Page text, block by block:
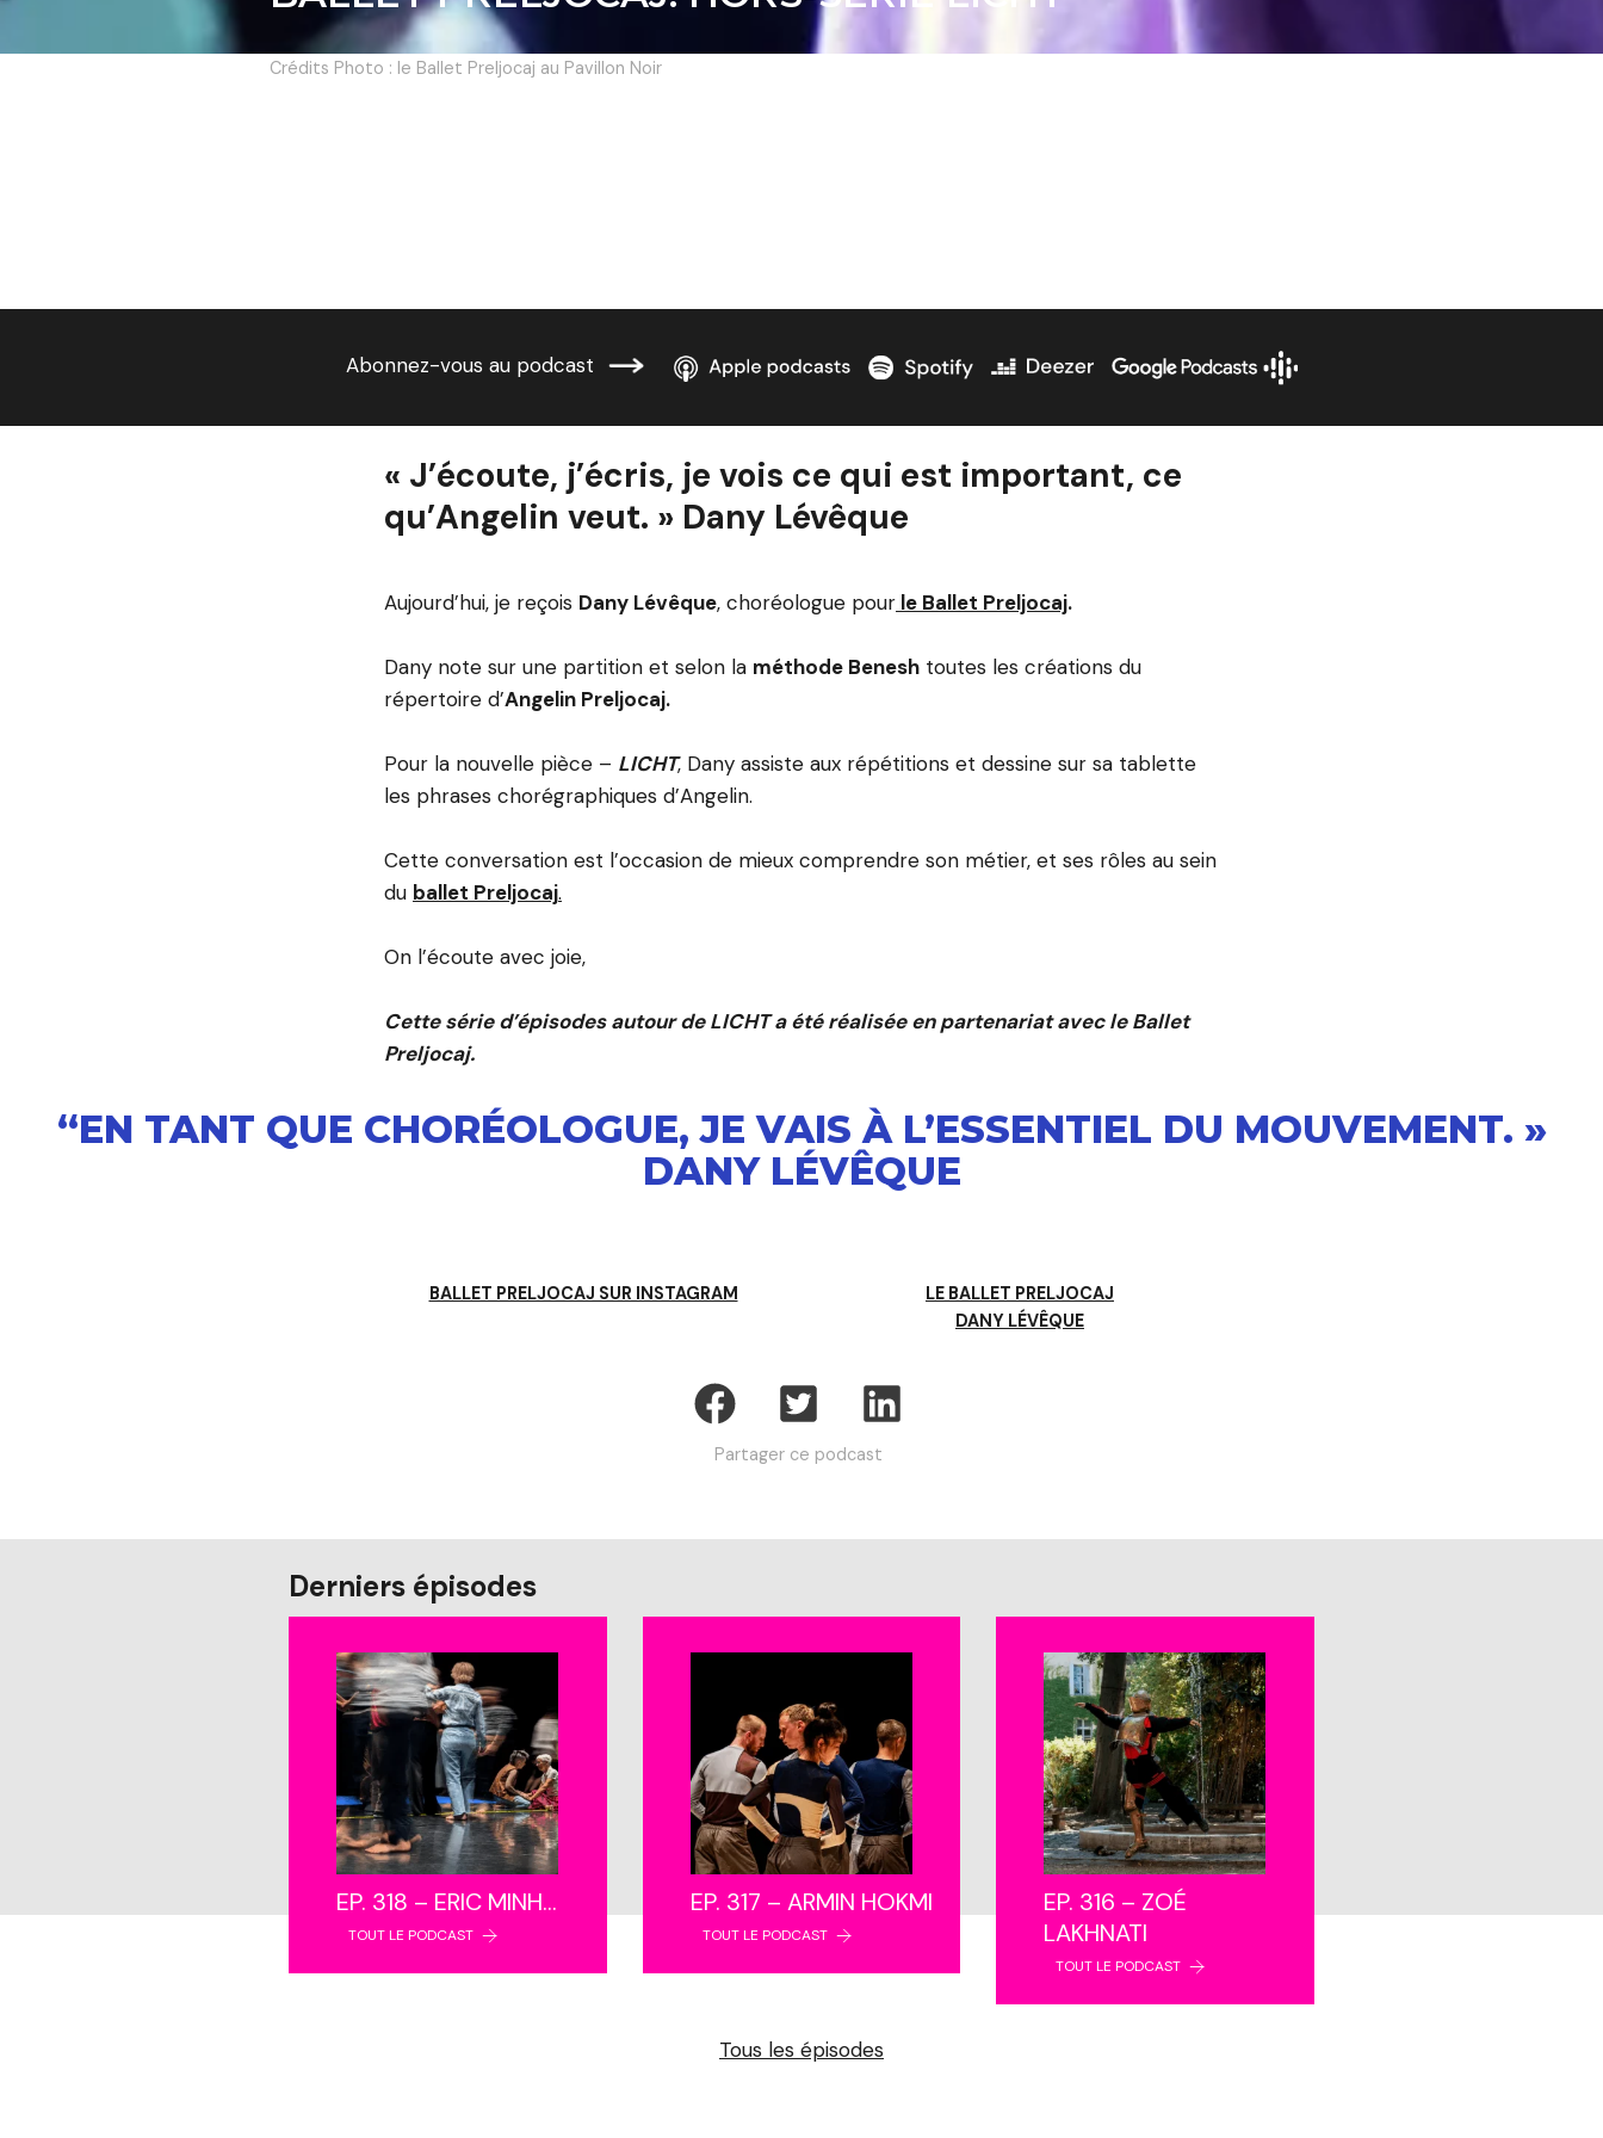
Crédits Photo : le Ballet Preljocaj au Pavillon Noir
Abonnez-vous au podcast
« J’écoute, j’écris, je vois ce qui est important, ce
qu’Angelin veut. » Dany Lévêque
Aujourd’hui, je reçois Dany Lévêque, choréologue pour le Ballet Preljocaj.
Dany note sur une partition et selon la méthode Benesh toutes les créations du
répertoire d’Angelin Preljocaj.
Pour la nouvelle pièce – LICHT, Dany assiste aux répétitions et dessine sur sa tablette
les phrases chorégraphiques d’Angelin.
Cette conversation est l’occasion de mieux comprendre son métier, et ses rôles au sein
du ballet Preljocaj.
On l’écoute avec joie,
Cette série d’épisodes autour de LICHT a été réalisée en partenariat avec le Ballet
Preljocaj.
“EN TANT QUE CHORÉOLOGUE, JE VAIS À L’ESSENTIEL DU MOUVEMENT. »
DANY LÉVÊQUE
BALLET PRELJOCAJ SUR INSTAGRAM
LE BALLET PRELJOCAJ
DANY LÉVÊQUE
Partager ce podcast
Derniers épisodes
EP. 318 – ERIC MINH…
TOUT LE PODCAST
EP. 317 – ARMIN HOKMI
TOUT LE PODCAST
EP. 316 – ZOÉ
LAKHNATI
TOUT LE PODCAST
Tous les épisodes